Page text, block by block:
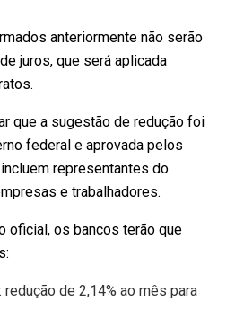
anteriormente não serão
juros, que será aplicada
que a sugestão de redução foi
federal e aprovada pelos
representantes do
e trabalhadores.
oficial, os bancos terão que
de 2,14% ao mês para